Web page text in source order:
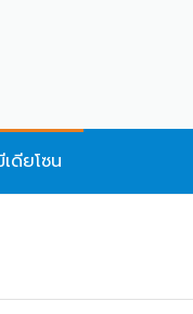
เดียโซน